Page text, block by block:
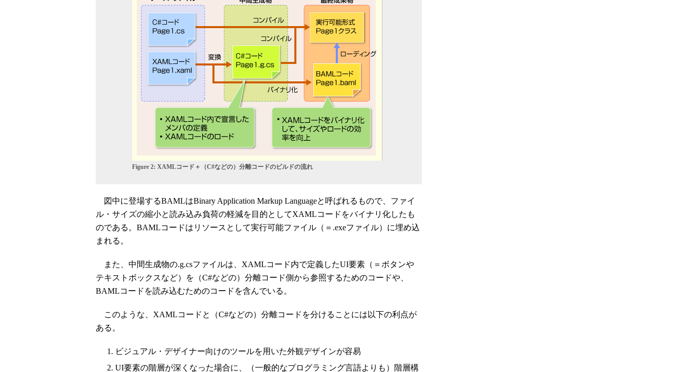
Figure 2: XAMLコード＋（C#などの）分離コードのビルドの流れ
図中に登場するBAMLはBinary Application Markup Languageと呼ばれるもので、ファイ
ル・サイズの縮小と読み込み負荷の軽減を目的としてXAMLコードをバイナリ化したも
のである。BAMLコードはリソースとして実行可能ファイル（＝.exeファイル）に埋め込
まれる。
また、中間生成物の.g.csファイルは、XAMLコード内で定義したUI要素（＝ボタンや
テキストボックスなど）を（C#などの）分離コード側から参照するためのコードや、
BAMLコードを読み込むためのコードを含んでいる。
このような、XAMLコードと（C#などの）分離コードを分けることには以下の利点が
ある。
ビジュアル・デザイナー向けのツールを用いた外観デザインが容易
UI要素の階層が深くなった場合に、（一般的なプログラミング言語よりも）階層構